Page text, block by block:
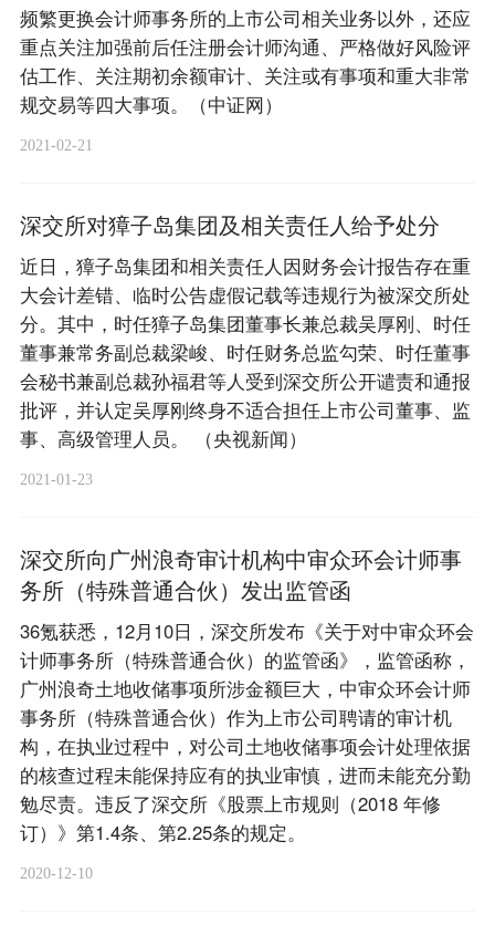
频繁更换会计师事务所的上市公司相关业务以外，还应
重点关注加强前后任注册会计师沟通、严格做好风险评
估工作、关注期初余额审计、关注或有事项和重大非常
规交易等四大事项。（中证网）
2021-02-21
深交所对獐子岛集团及相关责任人给予处分
近日，獐子岛集团和相关责任人因财务会计报告存在重
大会计差错、临时公告虚假记载等违规行为被深交所处
分。其中，时任獐子岛集团董事长兼总裁吴厚刚、时任
董事兼常务副总裁梁峻、时任财务总监勾荣、时任董事
会秘书兼副总裁孙福君等人受到深交所公开谴责和通报
批评，并认定吴厚刚终身不适合担任上市公司董事、监
事、高级管理人员。 （央视新闻）
2021-01-23
深交所向广州浪奇审计机构中审众环会计师事
务所（特殊普通合伙）发出监管函
36氪获悉，12月10日，深交所发布《关于对中审众环会
计师事务所（特殊普通合伙）的监管函》，监管函称，
广州浪奇土地收储事项所涉金额巨大，中审众环会计师
事务所（特殊普通合伙）作为上市公司聘请的审计机
构，在执业过程中，对公司土地收储事项会计处理依据
的核查过程未能保持应有的执业审慎，进而未能充分勤
勉尽责。违反了深交所《股票上市规则（2018 年修
订）》第1.4条、第2.25条的规定。
2020-12-10